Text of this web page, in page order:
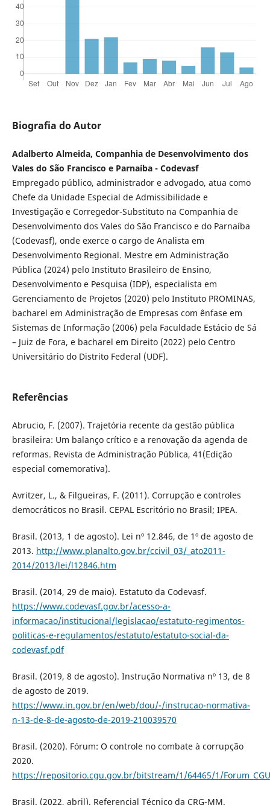
Biografia do Autor
Adalberto Almeida, Companhia de Desenvolvimento dos
Vales do São Francisco e Parnaíba - Codevasf
Empregado público, administrador e advogado, atua como
Chefe da Unidade Especial de Admissibilidade e
Investigação e Corregedor-Substituto na Companhia de
Desenvolvimento dos Vales do São Francisco e do Parnaíba
(Codevasf), onde exerce o cargo de Analista em
Desenvolvimento Regional. Mestre em Administração
Pública (2024) pelo Instituto Brasileiro de Ensino,
Desenvolvimento e Pesquisa (IDP), especialista em
Gerenciamento de Projetos (2020) pelo Instituto PROMINAS,
bacharel em Administração de Empresas com ênfase em
Sistemas de Informação (2006) pela Faculdade Estácio de Sá
– Juiz de Fora, e bacharel em Direito (2022) pelo Centro
Universitário do Distrito Federal (UDF).
Referências
Abrucio, F. (2007). Trajetória recente da gestão pública
brasileira: Um balanço crítico e a renovação da agenda de
reformas. Revista de Administração Pública, 41(Edição
especial comemorativa).
Avritzer, L., & Filgueiras, F. (2011). Corrupção e controles
democráticos no Brasil. CEPAL Escritório no Brasil; IPEA.
Brasil. (2013, 1 de agosto). Lei nº 12.846, de 1º de agosto de
2013. http://www.planalto.gov.br/ccivil_03/_ato2011-
2014/2013/lei/l12846.htm
Brasil. (2014, 29 de maio). Estatuto da Codevasf.
https://www.codevasf.gov.br/acesso-a-
informacao/institucional/legislacao/estatuto-regimentos-
politicas-e-regulamentos/estatuto/estatuto-social-da-
codevasf.pdf
Brasil. (2019, 8 de agosto). Instrução Normativa nº 13, de 8
de agosto de 2019.
https://www.in.gov.br/en/web/dou/-/instrucao-normativa-
n-13-de-8-de-agosto-de-2019-210039570
Brasil. (2020). Fórum: O controle no combate à corrupção
2020.
https://repositorio.cgu.gov.br/bitstream/1/64465/1/
Brasil. (2022, abril). Referencial Técnico da CRG-MM.